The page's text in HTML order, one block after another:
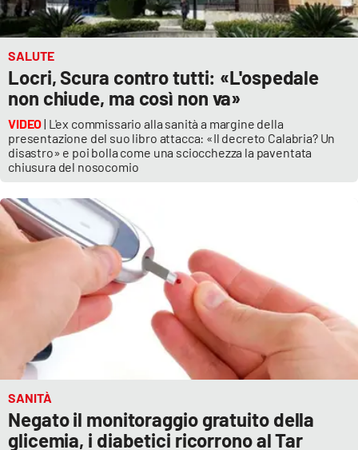
SALUTE
Locri, Scura contro tutti: «L'ospedale
non chiude, ma così non va»
VIDEO| L'ex commissario alla sanità a margine della
presentazione del suo libro attacca: «Il decreto Calabria? Un
disastro» e poi bolla come una sciocchezza la paventata
chiusura del nosocomio
SANITÀ
Negato il monitoraggio gratuito della
glicemia, i diabetici ricorrono al Tar